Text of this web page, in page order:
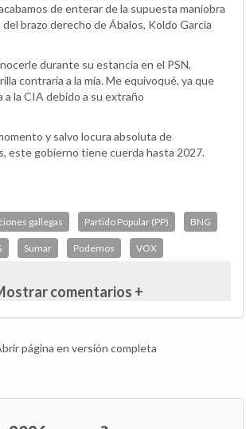
de enterar de la supuesta maniobra
brazo derecho de Ábalos, Koldo García
durante su estancia en el PSN,
contraria a la mía. Me equivoqué, ya que
la CIA debido a su extraño
y salvo locura absoluta de
este gobierno tiene cuerda hasta 2027.
gallegas Partido Popular (PP) BNG
Sumar Podemos VOX
comentarios +
página en versión completa